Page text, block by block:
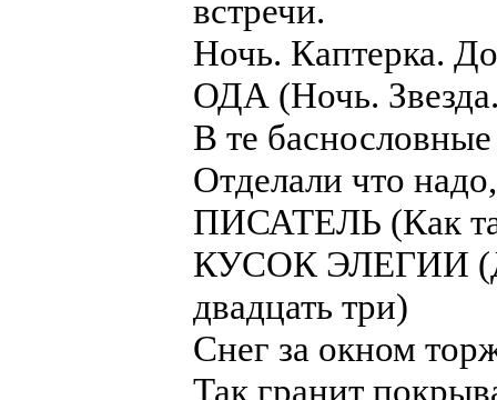
встречи.
Ночь. Каптерка.
ОДА (Ночь.
В те баснословные
Отделали что
ПИСАТЕЛЬ (Как
КУСОК ЭЛЕГИИ
двадцать три)
Снег за окном
Так гранит